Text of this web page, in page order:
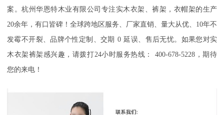
案。 杭州华恩特木业有限公司专注实木衣架、裤架，衣帽架的生产
20余年，有口皆碑！全球跨地区服务、厂家直销、量大从优、 10年不
发霉不开裂、品牌个性定制、交期 0 延误、售后无忧。如果您对实
木衣架裤架感兴趣，请拨打24小时服务热线： 400-678-5228 ，期待
您的来电！